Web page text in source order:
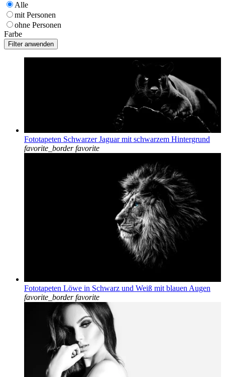
Alle
mit Personen
ohne Personen
Farbe
Fototapeten Schwarzer Jaguar mit schwarzem Hintergrund
favorite_border favorite
Fototapeten Löwe in Schwarz und Weiß mit blauen Augen
favorite_border favorite